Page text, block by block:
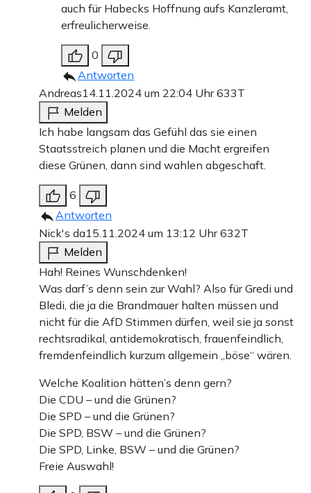
auch für Habecks Hoffnung aufs Kanzleramt,
erfreulicherweise.
0
Antworten
Andreas14.11.2024 um 22:04 Uhr633T
Melden
Ich habe langsam das Gefühl das sie einen
Staatsstreich planen und die Macht ergreifen
diese Grünen, dann sind wahlen abgeschaft.
6
Antworten
Nick's da15.11.2024 um 13:12 Uhr632T
Melden
Hah! Reines Wunschdenken!
Was darf’s denn sein zur Wahl? Also für Gredi und
Bledi, die ja die Brandmauer halten müssen und
nicht für die AfD Stimmen dürfen, weil sie ja sonst
rechtsradikal, antidemokratisch, frauenfeindlich,
fremdenfeindlich kurzum allgemein „böse“ wären.
Welche Koalition hätten’s denn gern?
Die CDU – und die Grünen?
Die SPD – und die Grünen?
Die SPD, BSW – und die Grünen?
Die SPD, Linke, BSW – und die Grünen?
Freie Auswahl!